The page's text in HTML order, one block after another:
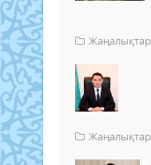
Жаңалықтар
Жаңалықтар